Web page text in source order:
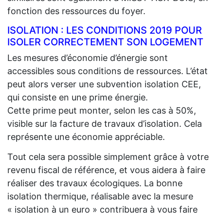
fonction des ressources du foyer.
ISOLATION : LES CONDITIONS 2019 POUR
ISOLER CORRECTEMENT SON LOGEMENT
Les mesures d’économie d’énergie sont
accessibles sous conditions de ressources. L’état
peut alors verser une subvention isolation CEE,
qui consiste en une prime énergie.
Cette prime peut monter, selon les cas à 50%,
visible sur la facture de travaux d’isolation. Cela
représente une économie appréciable.
Tout cela sera possible simplement grâce à votre
revenu fiscal de référence, et vous aidera à faire
réaliser des travaux écologiques. La bonne
isolation thermique, réalisable avec la mesure
« isolation à un euro » contribuera à vous faire